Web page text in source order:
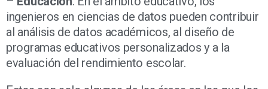
ingenieros en ciencias de datos pueden contribuir
al análisis de datos académicos, al diseño de
programas educativos personalizados y a la
evaluación del rendimiento escolar.